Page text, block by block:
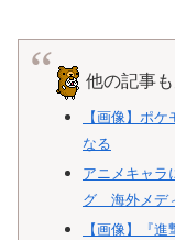
他の記事
【画像】ポ
なる
アニメキャラ
グ 海外メデ
【画像】『